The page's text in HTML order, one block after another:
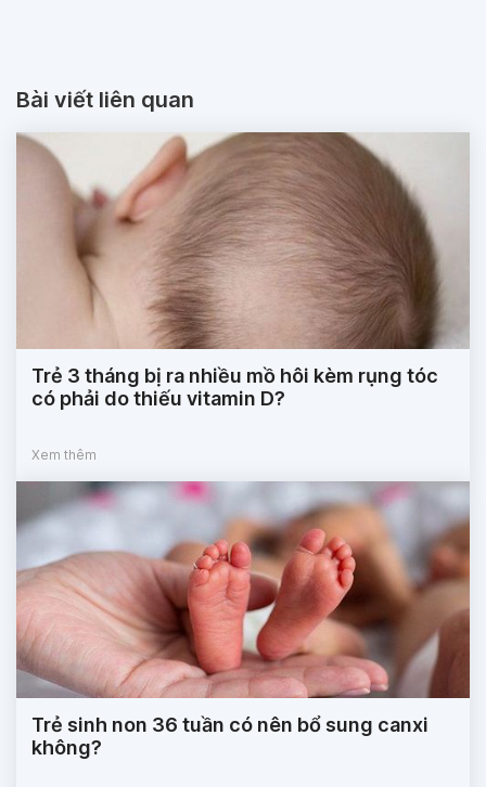
Bài viết liên quan
Trẻ 3 tháng bị ra nhiều mồ hôi kèm rụng tóc
có phải do thiếu vitamin D?
Xem thêm
Trẻ sinh non 36 tuần có nên bổ sung canxi
không?